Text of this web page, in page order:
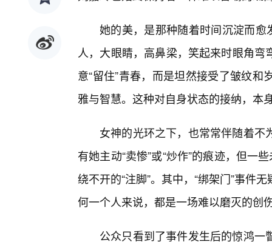
她的美，是那种随着时间沉淀而愈
人，大眼睛，高鼻梁，笑起来时眼角
意“留住”青春，而是坦然接受了皱纹
雅与智慧。这种对自身状态的接纳，本
女神的光环之下，也常常伴随着
有她主动“卖惨”或“炒作”的痕迹，但一
绕不开的“注脚”。其中，“绑架门”事件
何一个人来说，都是一场难以磨灭的创
公众只看到了事件发生后的惊鸿